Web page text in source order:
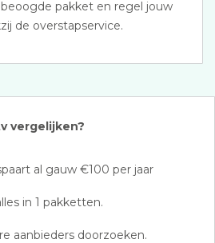
pakket en regel jouw
de overstapservice.
vergelijken?
al gauw €100 per jaar
in 1 pakketten.
aanbieders doorzoeken.